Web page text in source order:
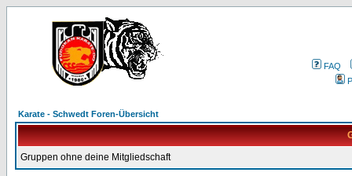
FAQ
Karate - Schwedt Foren-Übersicht
Gruppen ohne deine Mitgliedschaft